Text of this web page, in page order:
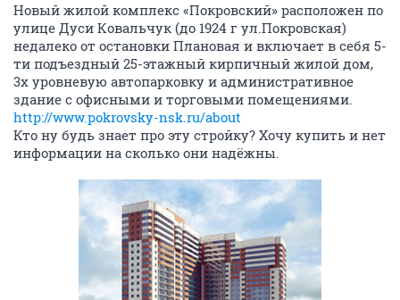
Новый жилой комплекс «Покровский» расположен по
улице Дуси Ковальчук (до 1924 г ул.Покровская)
недалеко от остановки Плановая и включает в себя 5-
ти подъездный 25-этажный кирпичный жилой дом,
3х уровневую автопарковку и административное
здание с офисными и торговыми помещениями.
http://www.pokrovsky-nsk.ru/about
Кто ну будь знает про эту стройку? Хочу купить и нет
информации на сколько они надёжны.